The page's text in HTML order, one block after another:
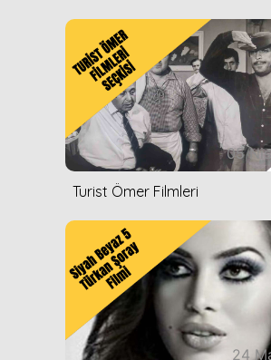
05
Turist Ömer Filmleri
24